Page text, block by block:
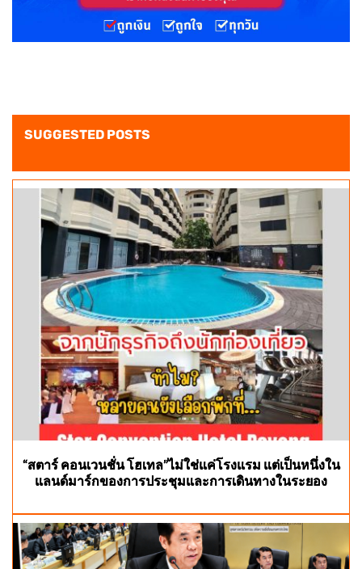
SUGGESTED POSTS
“สตาร์ คอนเวนชั่น โฮเทล”ไม่ใช่แค่โรงแรม แต่เป็นหนึ่งใน
แลนด์มาร์กของการประชุมและการเดินทางในระยอง